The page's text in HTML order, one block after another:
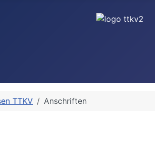
TTKV Anschriften